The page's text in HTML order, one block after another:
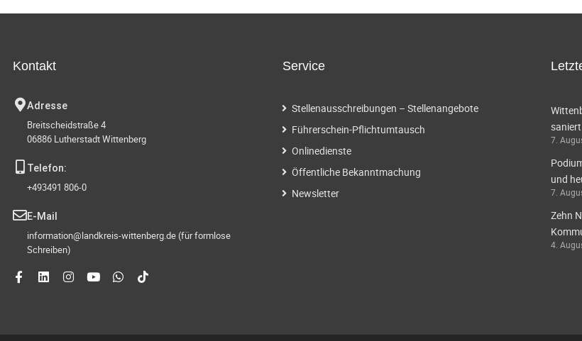
Kontakt
Adresse
Breitscheidstraße 4
06886 Lutherstadt Wittenberg
Telefon:
+493491 806-0
E-Mail
information@landkreis-wittenberg.de (für formlose
Schreiben)
Service
Stellenausschreibungen – Stellenangebote
Führerschein-Pflichtumtausch
Onlinedienste
Öffentliche Bekanntmachung
Newsletter
saniert
7.
und
7.
Zehn
4.